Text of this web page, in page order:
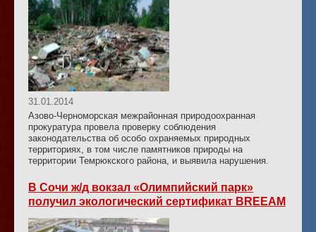
31.01.2014
Азово-Черноморская межрайонная природоохранная
прокуратура провела проверку соблюдения
законодательства об особо охраняемых природных
территориях, в том числе памятников природы на
территории Темрюкского района, и выявила нарушения.
В Сочи ж/д вокзал «Олимпийский парк»
получил экологический сертификат BREEAM